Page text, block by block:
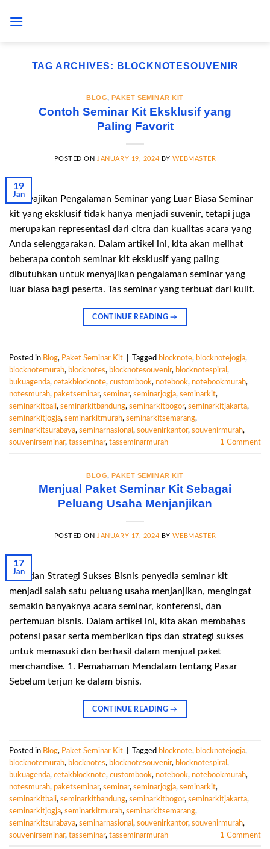
TAG ARCHIVES: BLOCKNOTESOUVENIR
BLOG,PAKET SEMINAR KIT
Contoh Seminar Kit Eksklusif yang
Paling Favorit
POSTED ON JANUARY 19, 2024 BYWEBMASTER
19
Jan
Menyajikan Pengalaman Seminar yang Luar Biasa Seminar
kit yang eksklusif tidak hanya menjadi suvenir, tetapi juga
merupakan representasi dari citra dan kualitas acara yang
Anda selenggarakan. Dalam artikel ini, kita akan melihat
beberapa contoh seminar kit eksklusif yang paling
dibutuhkan untuk menyajikan pengalaman seminar yang
luar biasa bagi peserta. Tas seminar yang terbuat dari kulit.
CONTINUE READING→
Posted in Blog, Paket Seminar Kit Tagged blocknote, blocknotejogja,
blocknotemurah, blocknotes, blocknotesouvenir, blocknotespiral ,
bukuagenda, cetakblocknote, custombook, notebook, notebookmurah,
notesmurah, paketseminar, seminar, seminarjogja, seminarkit,
seminarkitbali, seminarkitbandung, seminarkitbogor, seminarkitjakarta,
seminarkitjogja, seminarkitmurah, seminarkitsemarang,
seminarkitsurabaya, seminarnasional , souvenirkantor, souvenirmurah,
souvenirseminar, tasseminar, tasseminarmurah 1 Comment
BLOG,PAKET SEMINAR KIT
Menjual Paket Seminar Kit Sebagai
Peluang Usaha Menjanjikan
POSTED ONJANUARY 17, 2024 BYWEBMASTER
17
Jan
Tips dan Strategi Sukses Bisnis penyedia seminar kit
menjadi salah satu peluang usaha menjanjikan, mengingat
semakin banyaknya acara seminar, konferensi, dan
pertemuan bisnis. Dalam artikel ini, kita akan membahas
potensi pasar serta memberikan tips dan strategi sukses
untuk memasuki dan berhasil dalam menjual paket
merchandise. 1. Pemahaman Mendalam tentang Pasar
Sebelum terjun ke dalam bisnis.
CONTINUE READING→
Posted in Blog, Paket Seminar Kit Tagged blocknote, blocknotejogja,
blocknotemurah, blocknotes, blocknotesouvenir, blocknotespiral ,
bukuagenda, cetakblocknote, custombook, notebook, notebookmurah,
notesmurah, paketseminar, seminar, seminarjogja, seminarkit,
seminarkitbali, seminarkitbandung, seminarkitbogor, seminarkitjakarta,
seminarkitjogja, seminarkitmurah, seminarkitsemarang,
seminarkitsurabaya, seminarnasional , souvenirkantor, souvenirmurah,
souvenirseminar, tasseminar, tasseminarmurah 1 Comment